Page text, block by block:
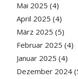
Mai 2025 (4)
April 2025 (4)
März 2025 (5)
Februar 2025 (4)
Januar 2025 (4)
Dezember 2024